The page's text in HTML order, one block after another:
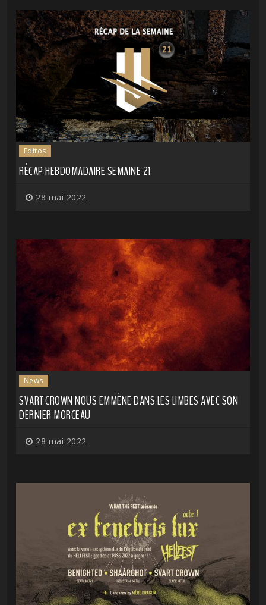
Editos
RÉCAP HEBDOMADAIRE SEMAINE 21
28 mai 2022
News
SVART CROWN NOUS EMMÈNE DANS LES LIMBES AVEC SON
DERNIER MORCEAU
28 mai 2022